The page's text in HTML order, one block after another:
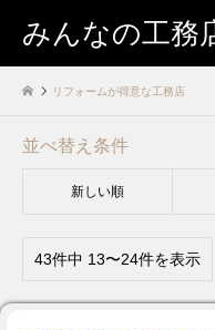
みんなの工務
リフォームが得意な工務店
並べ替え条件
新しい順
43件中 13〜24件を表示